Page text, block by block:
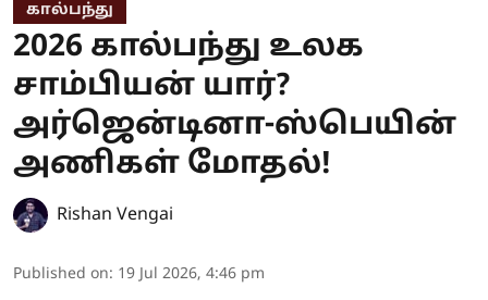
கால்பந்து
2026 கால்பந்து உலக
சாம்பியன் யார்?
அர்ஜென்டினா-ஸ்பெயின்
அணிகள் மோதல்!
Rishan Vengai
Published on: 19 Jul 2026, 4:46 pm